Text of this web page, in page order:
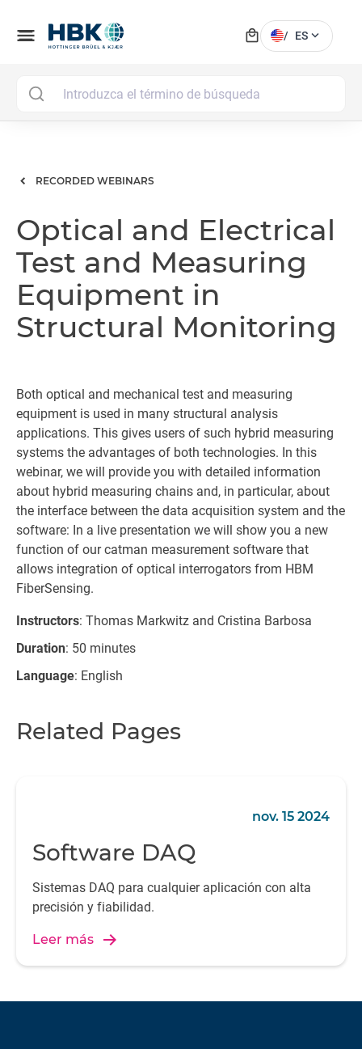
menu local_mall / ES expand_more
RECORDED WEBINARS
Optical and Electrical
Test and Measuring
Equipment in
Structural Monitoring
Both optical and mechanical test and measuring
equipment is used in many structural analysis
applications. This gives users of such hybrid measuring
systems the advantages of both technologies. In this
webinar, we will provide you with detailed information
about hybrid measuring chains and, in particular, about
the interface between the data acquisition system and the
software: In a live presentation we will show you a new
function of our catman measurement software that
allows integration of optical interrogators from HBM
FiberSensing.
Instructors: Thomas Markwitz and Cristina Barbosa
Duration: 50 minutes
Language: English
Related Pages
nov. 15 2024
Software DAQ
Sistemas DAQ para cualquier aplicación con alta
precisión y fiabilidad.
Leer más